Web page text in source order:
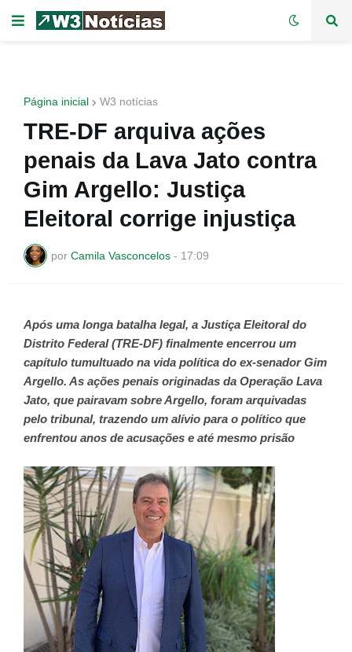
Página inicial W3 notícias
TRE-DF arquiva ações
penais da Lava Jato contra
Gim Argello: Justiça
Eleitoral corrige injustiça
por Camila Vasconcelos - 17:09
Após uma longa batalha legal, a Justiça Eleitoral do
Distrito Federal (TRE-DF) finalmente encerrou um
capítulo tumultuado na vida política do ex-senador Gim
Argello. As ações penais originadas da Operação Lava
Jato, que pairavam sobre Argello, foram arquivadas
pelo tribunal, trazendo um alívio para o político que
enfrentou anos de acusações e até mesmo prisão